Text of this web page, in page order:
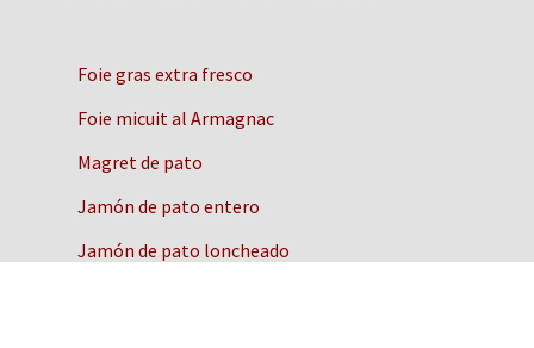
Foie gras extra fresco
Foie micuit al Armagnac
Magret de pato
Jamón de pato entero
Jamón de pato loncheado